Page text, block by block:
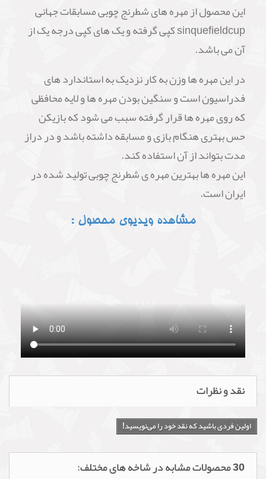
این محصول از مهره های شطرنج چوبی مسابقات جهانی
sinquefieldcup کپی گرفته و یک های کپی درجه یک از
آن می باشد.
در این مهره ها وزن به کار نزدیک به استاندارد های
فدراسیون است و سنگین بودن مهره ها و لایه محافظی
که روی مهره ها قرار گرفته سبب می شود که بازیکن
حس بهتری هنگام بازی و مسابقه داشته باشد و در دراز
مدت بتواند از آن استفاده کند.
این مهره ها بهترین مهره ی شطرنج چوبی تولید شده در
ایران است.
مشاهده ویدیوی محصول :
نقد و نظرات
اولین فردی باشید که نقد خود را می‌نویسید!
30 محصولات مشابه در شاخه های مختلف: